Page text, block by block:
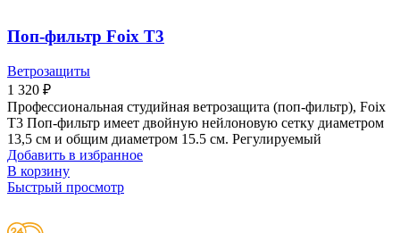
Поп-фильтр Foix T3
Ветрозащиты
1 320 ₽
Профессиональная студийная ветрозащита (поп-фильтр), Foix
T3 Поп-фильтр имеет двойную нейлоновую сетку диаметром
13,5 см и общим диаметром 15.5 см. Регулируемый
Добавить в избранное
В корзину
Быстрый просмотр